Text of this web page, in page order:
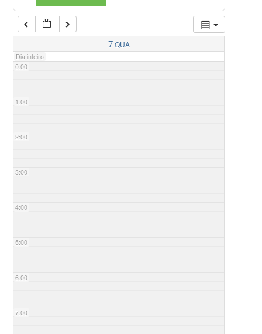
7QUA
Dia inteiro
0:00
1:00
2:00
3:00
4:00
5:00
6:00
7:00